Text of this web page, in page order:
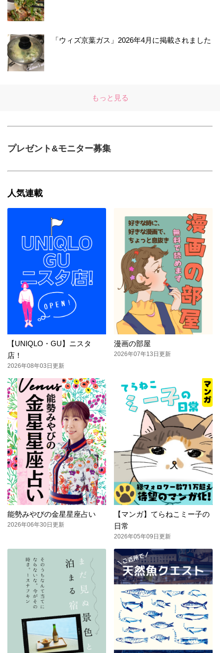
「ウィズ京葉ガス」2026年4月に掲載されました
もっと見る
プレゼント&モニター募集
人気連載
【UNIQLO・GU】ニスタ
店！
2026年08年03日更新
漫画の部屋
2026年07年13日更新
能勢みやびの金星星座占い
2026年06年30日更新
【マンガ】てらねこミー子の
日常
2026年05年09日更新